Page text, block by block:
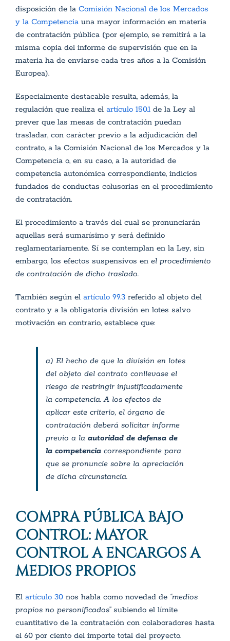
disposición de la Comisión Nacional de los Mercados
y la Competencia una mayor información en materia
de contratación pública (por ejemplo, se remitirá a la
misma copia del informe de supervisión que en la
materia ha de enviarse cada tres años a la Comisión
Europea).
Especialmente destacable resulta, además, la
regulación que realiza el artículo 150.1 de la Ley al
prever que las mesas de contratación puedan
trasladar, con carácter previo a la adjudicación del
contrato, a la Comisión Nacional de los Mercados y la
Competencia o, en su caso, a la autoridad de
competencia autonómica correspondiente, indicios
fundados de conductas colusorias en el procedimiento
de contratación.
El procedimiento a través del cual se pronunciarán
aquellas será sumarísimo y será definido
reglamentariamente. Sí se contemplan en la Ley, sin
embargo, los efectos suspensivos en el procedimiento
de contratación de dicho traslado.
También según el artículo 99.3 referido al objeto del
contrato y a la obligatoria división en lotes salvo
motivación en contrario, establece que:
a) El hecho de que la división en lotes
del objeto del contrato conllevase el
riesgo de restringir injustificadamente
la competencia. A los efectos de
aplicar este criterio, el órgano de
contratación deberá solicitar informe
previo a la autoridad de defensa de
la competencia correspondiente para
que se pronuncie sobre la apreciación
de dicha circunstancia.
COMPRA PÚBLICA BAJO
CONTROL:MAYOR
CONTROL A ENCARGOS A
MEDIOS PROPIOS
El artículo 30 nos habla como novedad de “medios
propios no personificados”subiendo el límite
cuantitativo de la contratación con colaboradores hasta
el 60 por ciento del importe total del proyecto.